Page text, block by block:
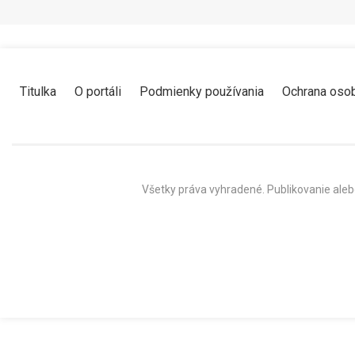
Titulka O portáli Podmienky používania Ochrana
Všetky práva vyhradené. Publikovanie